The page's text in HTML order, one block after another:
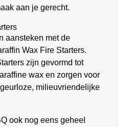
aan je gerecht.
aansteken met de
Wax Fire Starters.
zijn gevormd tot
wax en zorgen voor
milieuvriendelijke
ook nog eens geheel